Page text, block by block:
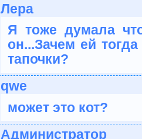
Лера
Я тоже думала
он...Зачем ей
тапочки?
qwe
может это кот?
Администратор